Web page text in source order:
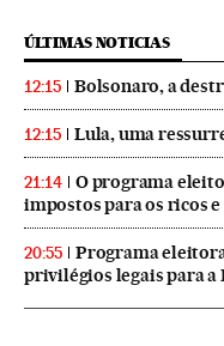
ÚLTIMAS NOTICIAS
12:15 Bolsonaro, a
12:15 Lula, uma
21:14
O programa
impostos para os ricos
20:55
Programa
privilégios legais para a